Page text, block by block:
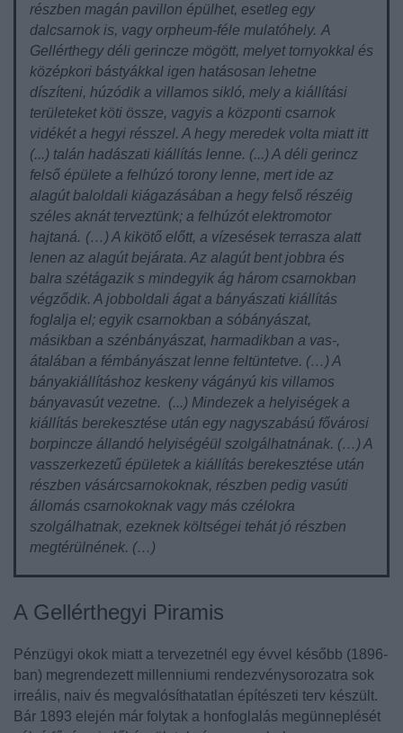
részben magán pavillon épülhet, esetleg egy
dalcsarnok is, vagy orpheum-féle mulatóhely. A
Gellérthegy déli gerincze mögött, melyet tornyokkal és
középkori bástyákkal igen hatásosan lehetne
díszíteni, húzódik a villamos sikló, mely a kiállítási
területeket köti össze, vagyis a központi csarnok
vidékét a hegyi résszel. A hegy meredek volta miatt itt
(...) talán hadászati kiállítás lenne. (...) A déli gerincz
felső épülete a felhúzó torony lenne, mert ide az
alagút baloldali kiágazásában a hegy felső részéig
széles aknát terveztünk; a felhúzót elektromotor
hajtaná. (…) A kikötő előtt, a vízesések terrasza alatt
lenen az alagút bejárata. Az alagút bent jobbra és
balra szétágazik s mindegyik ág három csarnokban
végződik. A jobboldali ágat a bányászati kiállítás
foglalja el; egyik csarnokban a sóbányászat,
másikban a szénbányászat, harmadikban a vas-,
átalában a fémbányászat lenne feltüntetve. (…) A
bányakiállításhoz keskeny vágányú kis villamos
bányavasút vezetne. (...) Mindezek a helyiségek a
kiállítás berekesztése után egy nagyszabású fővárosi
borpincze állandó helyiségéül szolgálhatnának. (…) A
vasszerkezetű épületek a kiállítás berekesztése után
részben vásárcsarnokoknak, részben pedig vasúti
állomás csarnokoknak vagy más czélokra
szolgálhatnak, ezeknek költségei tehát jó részben
megtérülnének. (…)
A Gellérthegyi Piramis
Pénzügyi okok miatt a tervezetnél egy évvel később (1896-
ban) megrendezett millenniumi rendezvénysorozatra sok
irreális, naiv és megvalósíthatatlan építészeti terv készült.
Bár 1893 elején már folytak a honfoglalás megünneplését